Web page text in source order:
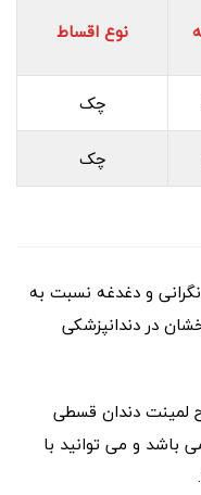
نوع اقساط
چک
چک
و دغدغه نسبت به
در دندانپزشکی
لمینت دندان قسطی
باشد و می توانید با